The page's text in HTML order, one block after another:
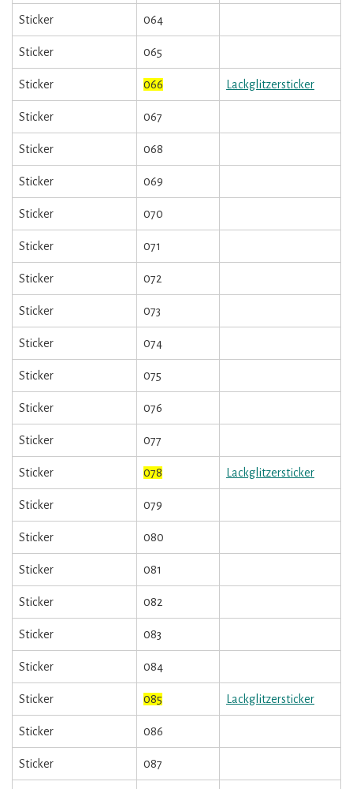
Sticker 064
Sticker 065
Sticker 066 Lackglitzersticker
Sticker 067
Sticker 068
Sticker 069
Sticker 070
Sticker 071
Sticker 072
Sticker 073
Sticker 074
Sticker 075
Sticker 076
Sticker 077
Sticker 078 Lackglitzersticker
Sticker 079
Sticker 080
Sticker 081
Sticker 082
Sticker 083
Sticker 084
Sticker 085 Lackglitzersticker
Sticker 086
Sticker 087